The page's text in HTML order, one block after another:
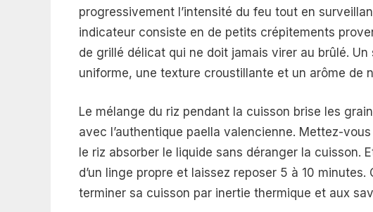
progressivement l’intensité du feu tout en
indicateur consiste en de petits crépitements
de grillé délicat qui ne doit jamais virer au brûlé.
uniforme, une texture croustillante et un arôme de
Le mélange du riz pendant la cuisson brise les
avec l’authentique paella valencienne. Mettez-
le riz absorber le liquide sans déranger la cuisson.
d’un linge propre et laissez reposer 5 à 10
terminer sa cuisson par inertie thermique et aux